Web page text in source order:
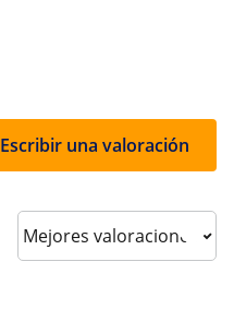
Escribir una valoración
Sort reviews